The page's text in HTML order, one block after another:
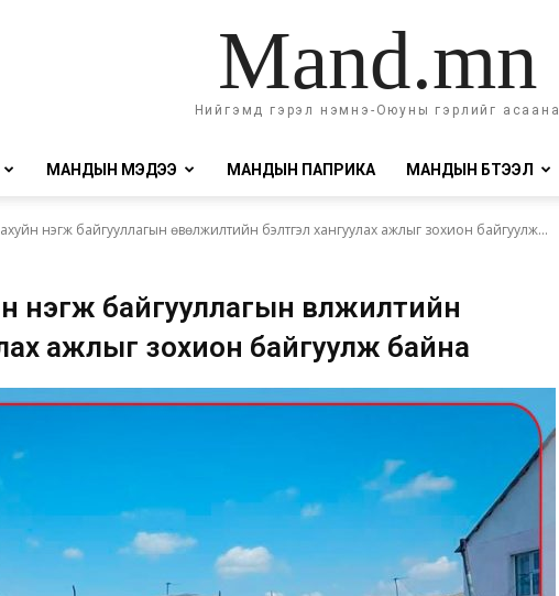
Mand.mn
Нийгэмд гэрэл нэмнэ-Оюуны гэрлийг асаана
МАНДЫН МЭДЭЭ МАНДЫН ПАПРИКА МАНДЫН БҮТЭЭЛ
нэгж байгууллагын өвөлжилтийн бэлтгэл хангуулах ажлыг зохион байгуулж...
нэгж байгууллагын өвөлжилтийн
ажлыг зохион байгуулж байна